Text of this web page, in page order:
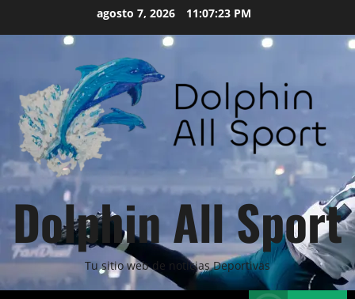
agosto 7, 2026 11:07:25 PM
Dolphin All Sport
Tu sitio web de noticias Deportivas